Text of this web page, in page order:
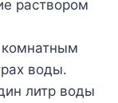
раствором
комнатным
воды.
литр воды